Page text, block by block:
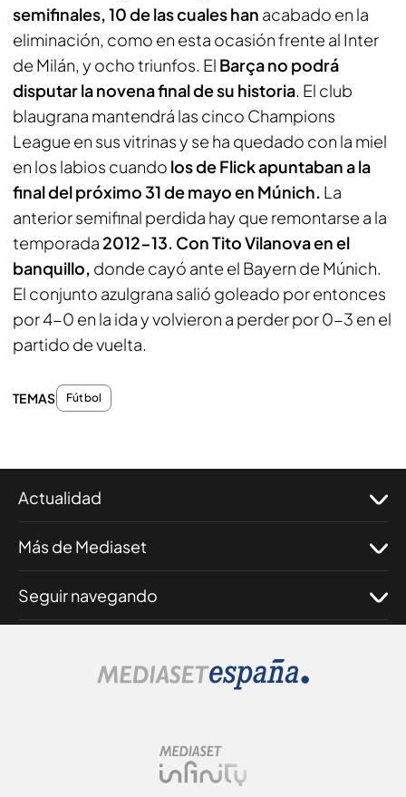
semifinales, 10 de las cuales han acabado en la
eliminación, como en esta ocasión frente al Inter
de Milán, y ocho triunfos. El Barça no podrá
disputar la novena final de su historia. El club
blaugrana mantendrá las cinco Champions
League en sus vitrinas y se ha quedado con la miel
en los labios cuando los de Flick apuntaban a la
final del próximo 31 de mayo en Múnich. La
anterior semifinal perdida hay que remontarse a la
temporada 2012-13. Con Tito Vilanova en el
banquillo, donde cayó ante el Bayern de Múnich.
El conjunto azulgrana salió goleado por entonces
por 4-0 en la ida y volvieron a perder por 0-3 en el
partido de vuelta.
TEMAS Fútbol
Actualidad
Más de Mediaset
Seguir navegando